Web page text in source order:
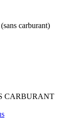
carburant)
CARBURANT